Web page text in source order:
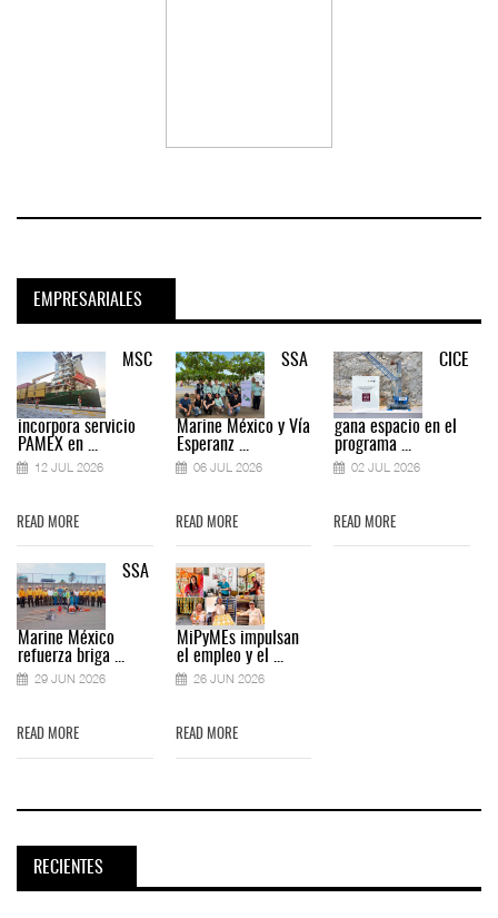
EMPRESARIALES
MSC
incorpora servicio
PAMEX en ...
12 JUL 2026
READ MORE
SSA
Marine México
refuerza briga ...
29 JUN 2026
READ MORE
SSA
Marine México y Vía
Esperanz ...
06 JUL 2026
READ MORE
MiPyMEs impulsan
el empleo y el ...
26 JUN 2026
READ MORE
CICE
gana espacio en el
programa ...
02 JUL 2026
READ MORE
RECIENTES